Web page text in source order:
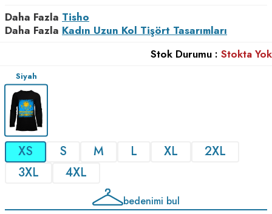
Daha Fazla Tisho
Daha Fazla Kadın Uzun Kol Tişört Tasarımları
Stok Durumu : Stokta Yok
Siyah
XS S M L XL
2XL
3XL
4XL
bedenimi bul